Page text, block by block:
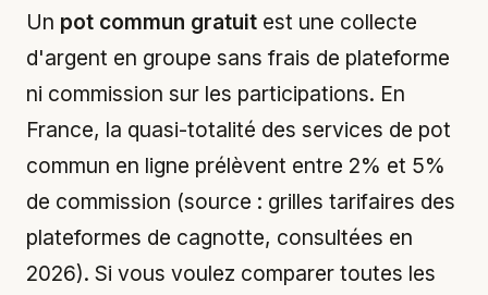
Un pot commun gratuit est une collecte
d'argent en groupe sans frais de plateforme
ni commission sur les participations. En
France, la quasi-totalité des services de pot
commun en ligne prélèvent entre 2% et 5%
de commission (source : grilles tarifaires des
plateformes de cagnotte, consultées en
2026). Si vous voulez comparer toutes les